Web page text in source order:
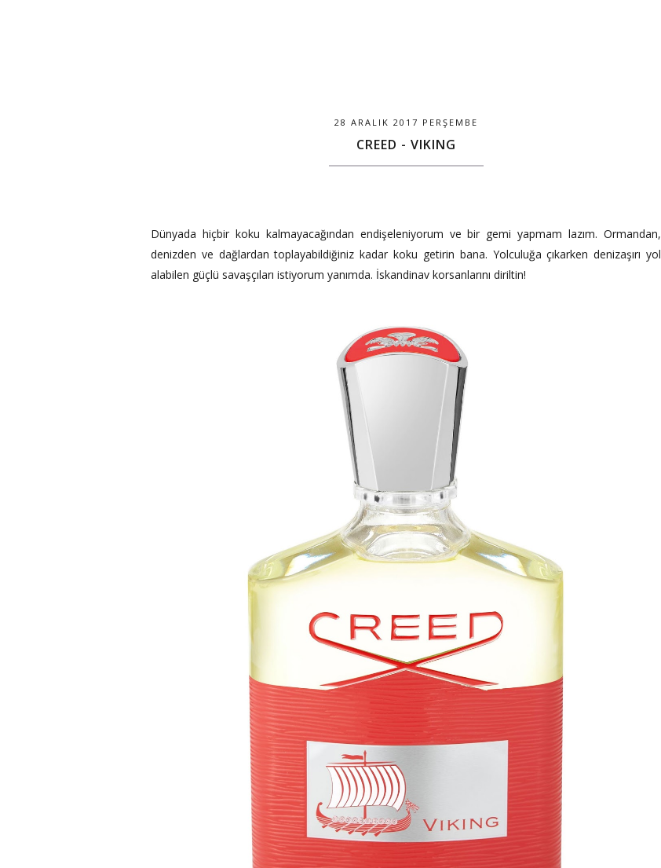
28 ARALIK 2017 PERŞEMBE
CREED - VIKING
Dünyada hiçbir koku kalmayacağından endişeleniyorum ve bir gemi yapmam lazım. Ormandan,
denizden ve dağlardan toplayabildiğiniz kadar koku getirin bana. Yolculuğa çıkarken denizaşırı yol
alabilen güçlü savaşçıları istiyorum yanımda. İskandinav korsanlarını diriltin!